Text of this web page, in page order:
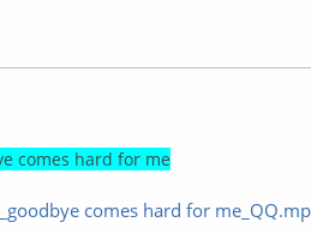
comes hard for me
comes hard for